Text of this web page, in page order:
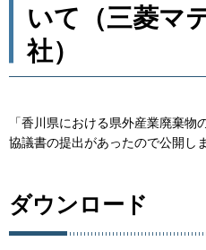
いて（三菱マ
社）
「香川県における県外産業廃棄物
協議書の提出があったので公開しま
ダウンロード